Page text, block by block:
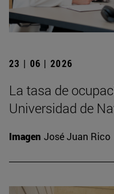
23 | 06 | 2026
La tasa de
Universidad de
Imagen José Juan Rico